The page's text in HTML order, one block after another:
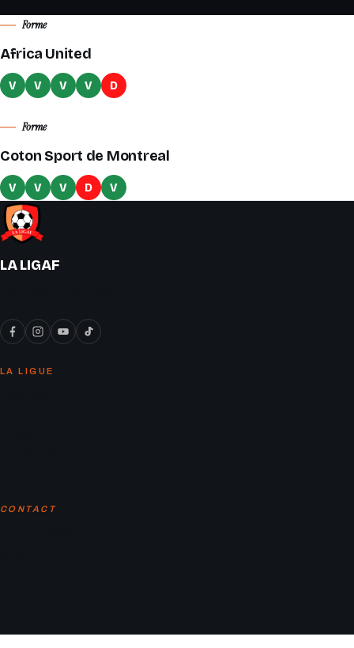
Forme
Africa United
V V V V D
Forme
Coton Sport de Montreal
V V V D V
LA LIGAF
LA LIGUE
CONTACT